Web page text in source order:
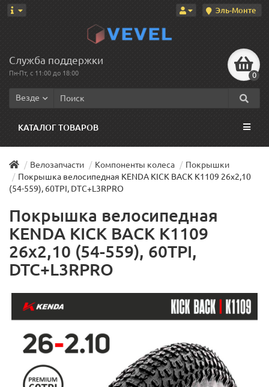
Эль-Монте
Служба поддержки
Пн-Пт, с 11:00 до 18:00 0
Везде
КАТАЛОГ ТОВАРОВ
Велозапчасти Компоненты колеса
Покрышки
Покрышка велосипедная KENDA KICK BACK K1109 26x2,10
(54-559), 60TPI, DTC+L3RPRO
Покрышка велосипедная
KENDA KICK BACK K1109
26x2,10 (54-559), 60TPI,
DTC+L3RPRO